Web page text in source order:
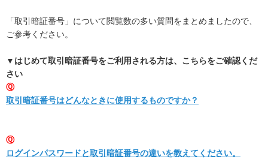
「取引暗証番号」について閲覧数の多い質問をまとめましたので、
ご参考ください。
▼はじめて取引暗証番号をご利用される方は、こちらをご確認くだ
さい
Ⓠ
取引暗証番号はどんなときに使用するものですか？
Ⓠ
ログインパスワードと取引暗証番号の違いを教えてください。